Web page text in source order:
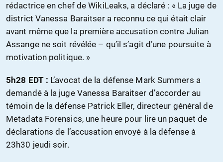
rédactrice en chef de WikiLeaks, a déclaré : « La juge de
district Vanessa Baraitser a reconnu ce qui était clair
avant même que la première accusation contre Julian
Assange ne soit révélée – qu’il s’agit d’une poursuite à
motivation politique. »
5h28 EDT : L’avocat de la défense Mark Summers a
demandé à la juge Vanessa Baraitser d’accorder au
témoin de la défense Patrick Eller, directeur général de
Metadata Forensics, une heure pour lire un paquet de
déclarations de l’accusation envoyé à la défense à
23h30 jeudi soir.